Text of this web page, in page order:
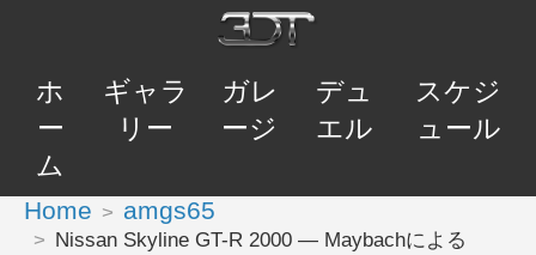
ホ
ー
ム
ギャラ
リー
ガレ
ージ
デュ
エル
スケジ
ュール
Home amgs65
Nissan Skyline GT-R 2000 — Maybachによる